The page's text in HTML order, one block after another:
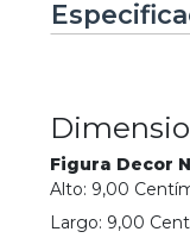
Figura Decor
Alto: 9,00
Largo: 9,00